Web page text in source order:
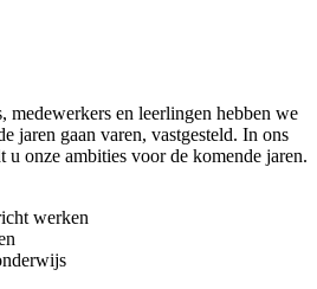
medewerkers en leerlingen hebben we
jaren gaan varen, vastgesteld. In ons
u onze ambities voor de komende jaren.
werken